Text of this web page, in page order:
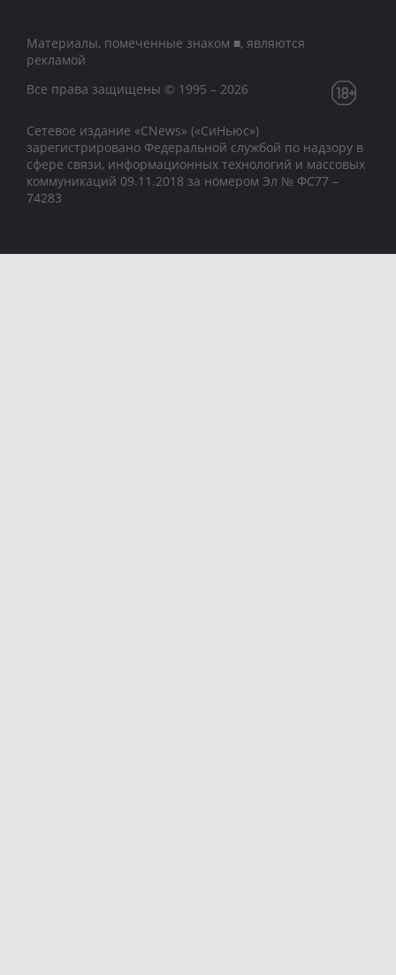
Материалы, помеченные знаком ■, являются
рекламой
Все права защищены © 1995 – 2026
Сетевое издание «CNews» («СиНьюс»)
зарегистрировано Федеральной службой по надзору в
сфере связи, информационных технологий и массовых
коммуникаций 09.11.2018 за номером Эл № ФС77 –
74283